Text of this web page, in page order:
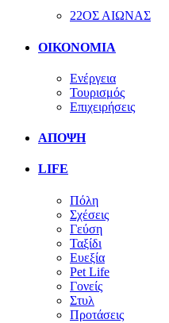
22ΟΣ ΑΙΩΝΑΣ
ΟΙΚΟΝΟΜΙΑ
Ενέργεια
Τουρισμός
Επιχειρήσεις
ΑΠΟΨΗ
LIFE
Πόλη
Σχέσεις
Γεύση
Ταξίδι
Ευεξία
Pet Life
Γονείς
Στυλ
Προτάσεις